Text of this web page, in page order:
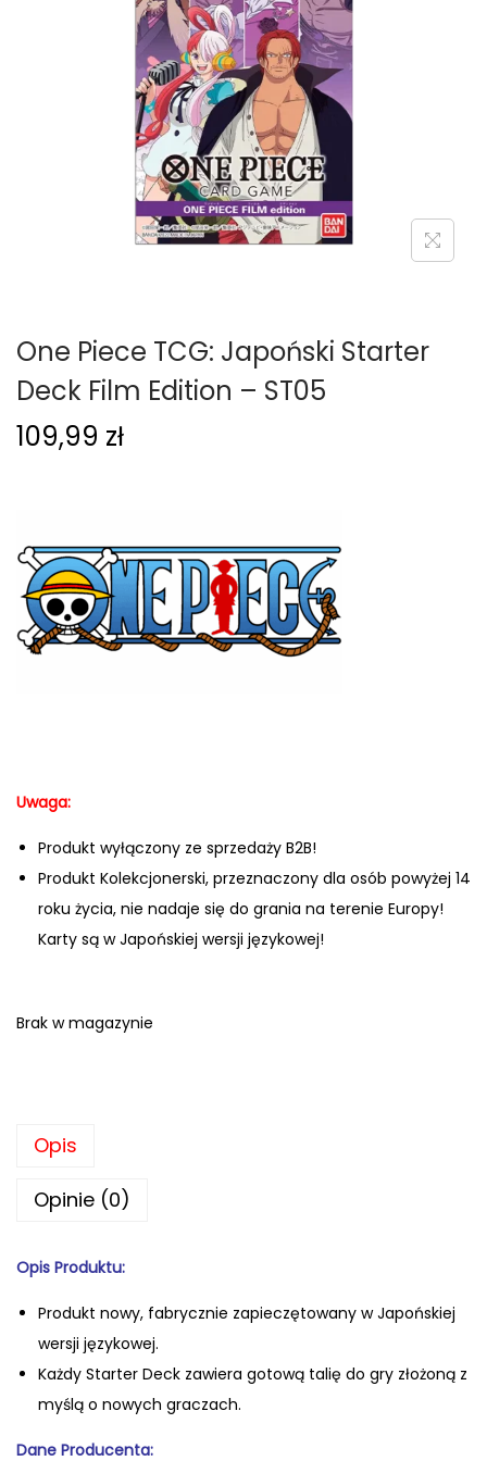
g
a
c
j
i
c
i
One Piece TCG: Japoński Starter
Deck Film Edition – ST05
109,99 zł
Uwaga:
Produkt wyłączony ze sprzedaży B2B!
Produkt Kolekcjonerski, przeznaczony dla osób powyżej 14
roku życia, nie nadaje się do grania na terenie Europy!
Karty są w Japońskiej wersji językowej!
Brak w magazynie
Opis
Opinie (0)
Opis Produktu:
Produkt nowy, fabrycznie zapieczętowany w Japońskiej
wersji językowej.
Każdy Starter Deck zawiera gotową talię do gry złożoną z
myślą o nowych graczach.
Dane Producenta: